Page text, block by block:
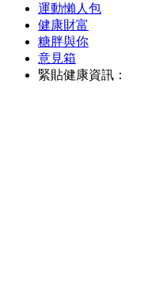
運動懶人包
健康財富
糖胖與你
意見箱
緊貼健康資訊：